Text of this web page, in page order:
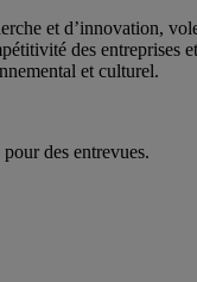
et d’innovation,
des entreprises
et culturel.
des entrevues.